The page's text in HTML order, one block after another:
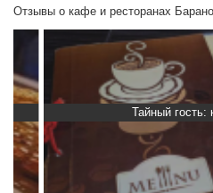
Отзывы о кафе и ресторанах
Тайный гость: